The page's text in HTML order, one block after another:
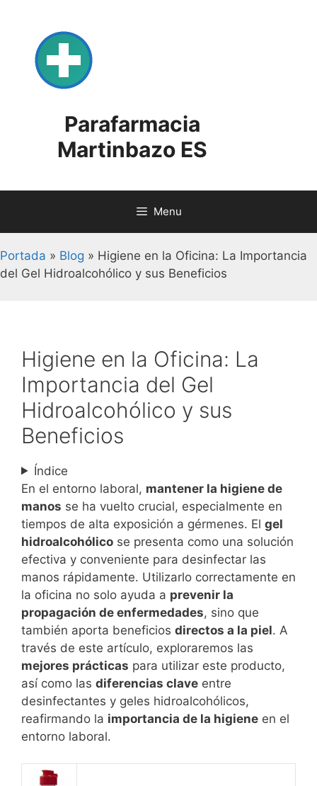
content
Parafarmacia
Martinbazo ES
Menu
Portada » Blog » Higiene en la Oficina: La Importancia
del Gel Hidroalcohólico y sus Beneficios
Higiene en la Oficina: La
Importancia del Gel
Hidroalcohólico y sus
Beneficios
Índice
En el entorno laboral, mantener la higiene de
manos se ha vuelto crucial, especialmente en
tiempos de alta exposición a gérmenes. El gel
hidroalcohólico se presenta como una solución
efectiva y conveniente para desinfectar las
manos rápidamente. Utilizarlo correctamente en
la oficina no solo ayuda a prevenir la
propagación de enfermedades, sino que
también aporta beneficios directos a la piel. A
través de este artículo, exploraremos las
mejores prácticas para utilizar este producto,
así como las diferencias clave entre
desinfectantes y geles hidroalcohólicos,
reafirmando la importancia de la higiene en el
entorno laboral.